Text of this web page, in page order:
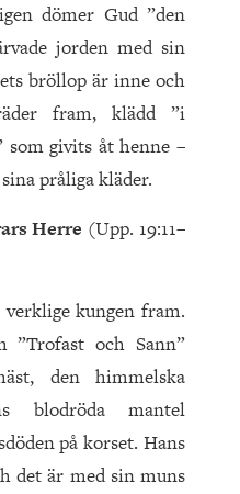
dömer Gud ”den
jorden med sin
bröllop är inne och
fram, klädd ”i
givits åt henne –
pråliga kläder.
Herre (Upp. 19:11–
kungen fram.
”Trofast och Sann”
den himmelska
blodröda mantel
på korset. Hans
det är med sin muns